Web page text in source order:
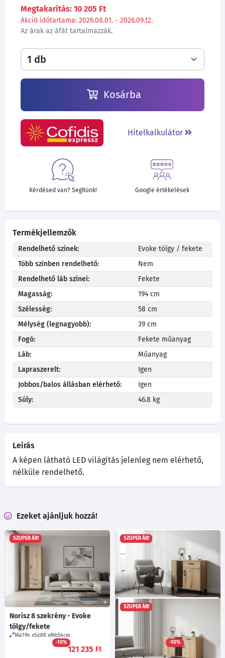
Megtakarítás: 10 205 Ft
Akció időtartama: 2026.08.01. - 2026.09.12.
Az árak az áfát tartalmazzák.
Kosárba
Hitelkalkulátor
Kérdésed van? Segítünk! Google értékelések
Termékjellemzők
Rendelhető színek:
Evoke tölgy / fekete
Több színben rendelhető:
Nem
Rendelhető láb színei:
Fekete
Magasság:
194 cm
Szélesség:
58 cm
Mélység (legnagyobb):
39 cm
Fogó:
Fekete műanyag
Láb:
Műanyag
Lapraszerelt:
Igen
Jobbos/balos állásban elérhető:
Igen
Súly:
46.8 kg
Leírás
A képen látható LED világítás jelenleg nem elérhető,
nélküle rendelhető.
Ezeket ajánljuk hozzá!
SZUPER ÁR!
Norisz 8 szekrény - Evoke
tölgy/fekete
Ma:194 Sz:88 Mé:54cm
-10%
121 235 Ft
SZUPER ÁR!
Ma:84 Mé:88cm
-10%
64 715
SZUPER ÁR!